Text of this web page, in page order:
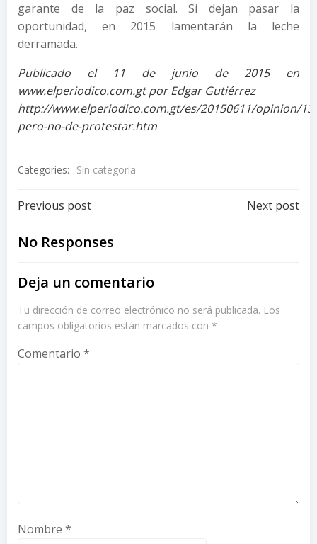
garante de la paz social. Si dejan pasar la
oportunidad, en 2015 lamentarán la leche
derramada.
Publicado el 11 de junio de 2015 en
www.elperiodico.com.gt por Edgar Gutiérrez
http://www.elperiodico.com.gt/es/20150611/opinion/
pero-no-de-protestar.htm
Categories: Sin categoría
Post
navigation
Previous post Next post
No Responses
Deja un comentario
Tu dirección de correo electrónico no será publicada. Los
campos obligatorios están marcados con *
Comentario *
Nombre *